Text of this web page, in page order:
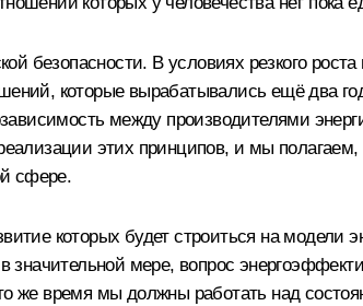
безопасности. В условиях резкого
которые вырабатывались ещё два
между производителями
этих принципов, и мы
сфере.
которых будет строиться на
значительной мере, вопрос
же время мы должны работать над